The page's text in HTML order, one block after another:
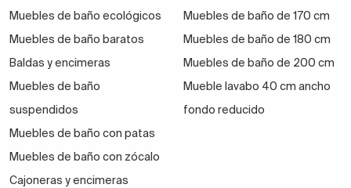
Muebles de baño ecológicos
Muebles de baño baratos
Baldas y encimeras
Muebles de baño
suspendidos
Muebles de baño con patas
Muebles de baño con zócalo
Cajoneras y encimeras
Muebles de baño de 170 cm
Muebles de baño de 180 cm
Muebles de baño de 200 cm
Mueble lavabo 40 cm ancho
fondo reducido